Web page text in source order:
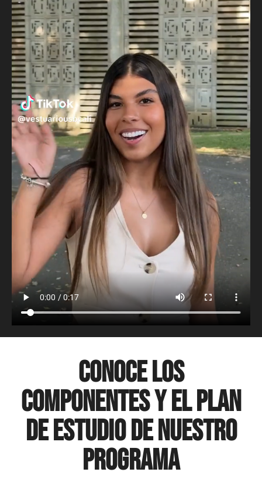
CONOCE LOS
COMPONENTES Y EL PLAN
DE ESTUDIO DE NUESTRO
PROGRAMA